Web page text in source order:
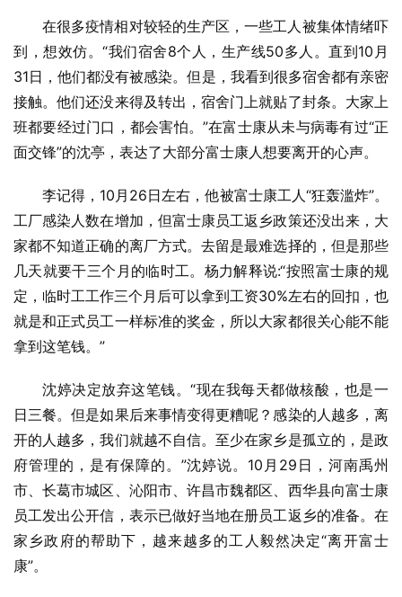
在很多疫情相对较轻的生产区，一些工人被集体情绪吓
到，想效仿。“我们宿舍8个人，生产线50多人。直到10月
31日，他们都没有被感染。但是，我看到很多宿舍都有亲密
接触。他们还没来得及转出，宿舍门上就贴了封条。大家上
班都要经过门口，都会害怕。”在富士康从未与病毒有过“正
面交锋”的沈亭，表达了大部分富士康人想要离开的心声。
李记得，10月26日左右，他被富士康工人“狂轰滥炸”。
工厂感染人数在增加，但富士康员工返乡政策还没出来，大
家都不知道正确的离厂方式。去留是最难选择的，但是那些
几天就要干三个月的临时工。杨力解释说:“按照富士康的规
定，临时工工作三个月后可以拿到工资30%左右的回扣，也
就是和正式员工一样标准的奖金，所以大家都很关心能不能
拿到这笔钱。”
沈婷决定放弃这笔钱。“现在我每天都做核酸，也是一
日三餐。但是如果后来事情变得更糟呢？感染的人越多，离
开的人越多，我们就越不自信。至少在家乡是孤立的，是政
府管理的，是有保障的。”沈婷说。10月29日，河南禹州
市、长葛市城区、沁阳市、许昌市魏都区、西华县向富士康
员工发出公开信，表示已做好当地在册员工返乡的准备。在
家乡政府的帮助下，越来越多的工人毅然决定“离开富士
康”。